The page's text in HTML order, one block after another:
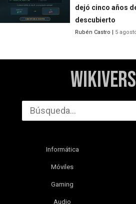
dejó cinco años
descubierto
Rubén Castro 5
Informática
Móviles
Gaming
Audio